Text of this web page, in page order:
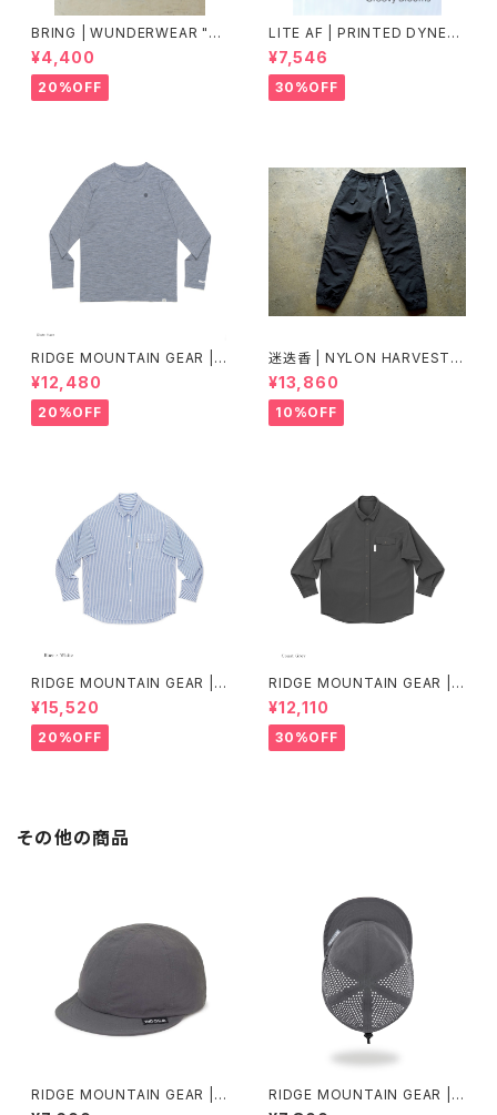
BRING | WUNDERWEAR "O
NE" 50/50
¥4,400
20%OFF
LITE AF | PRINTED DYNEE
MA FEATHER WEIGHT FAN
NY PACK
¥7,546
30%OFF
RIDGE MOUNTAIN GEAR |
Merino Basic Long Sleeve
Tee "Micro Border"
¥12,480
20%OFF
迷迭香 | NYLON HARVEST T
RAINER Ver.2025 Lot.3
¥13,860
10%OFF
RIDGE MOUNTAIN GEAR | B
asic Long Sleeve Shirt "Str
ipe"
¥15,520
20%OFF
RIDGE MOUNTAIN GEAR | B
asic Long Sleeve Shirt
¥12,110
30%OFF
その他の商品
RIDGE MOUNTAIN GEAR | B
asic Cap 2026
RIDGE MOUNTAIN GEAR | B
asic Cap Punching